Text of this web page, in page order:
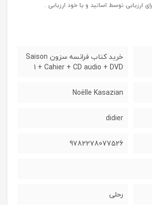
ارزیابی توسط اساتید و یا خود ارزیابی .
خرید کتاب فرانسه سزون Saison
1 + Cahier + CD audio + DVD
Noëlle Kasazian
didier
9782278077526
رحلی